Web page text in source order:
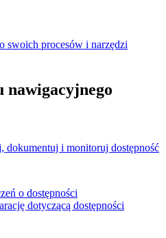
swoich procesów i narzędzi
dokumentuj i monitoruj dostępność
o dostępności
dotyczącą dostępności